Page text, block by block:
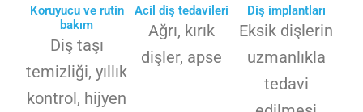
Koruyucu ve rutin
bakım
Diş taşı
temizliği, yıllık
kontrol, hijyen
Acil diş tedavileri
Ağrı, kırık
dişler, apse
Diş implantları
Eksik dişlerin
uzmanlıkla
tedavi